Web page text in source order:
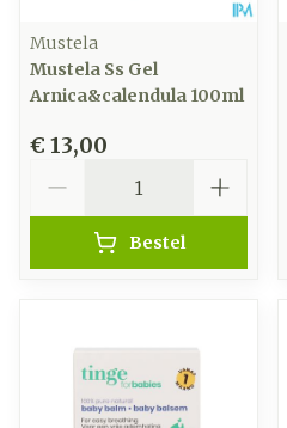
Mustela
Mustela Ss Gel
Arnica&calendula 100ml
€ 13,00
Bestel